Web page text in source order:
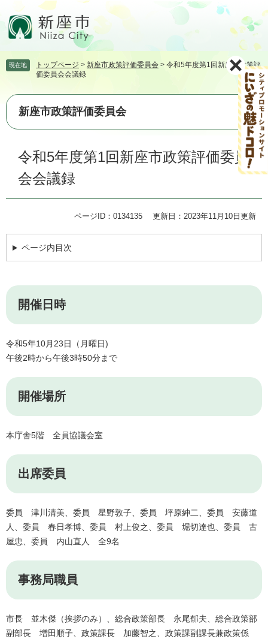
頭
す。
飛
て
本
現在地 トップページ > 新座市政策評価委員会 > 令和5年度第1回新座市政策評
価委員会会議録
新座市政策評価委員会
令和5年度第1回新座市政策評価委員
会会議録
ページID：0134135 更新日：2023年11月10日更新
ページ内目次
開催日時
令和5年10月23日（月曜日)
午後2時から午後3時50分まで
開催場所
本庁舎5階 全員協議会室
出席委員
委員 津川清美、委員 星野敦子、委員 坪原紳二、委員 安藤道
人、委員 春日孝博、委員 村上俊之、委員 堀切達也、委員 古
屋忠、委員 内山直人 全9名
事務局職員
市長 並木傑（挨拶のみ）、総合政策部長 永尾郁夫、総合政策部
副部長 増田順子、政策課長 加藤智之、政策課副課長兼政策係